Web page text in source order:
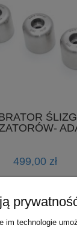
499,00 zł
do koszyka
im technologie